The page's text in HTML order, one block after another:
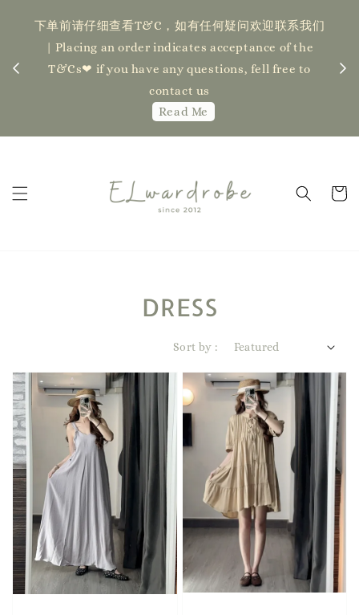
】
下单前请仔细查看T&C，如有任何疑问欢迎联系我们
| Placing an order indicates acceptance of the
T&Cs❤ if you have any questions, fell free to
contact us
Read Me
新
DRESS
Sort by :